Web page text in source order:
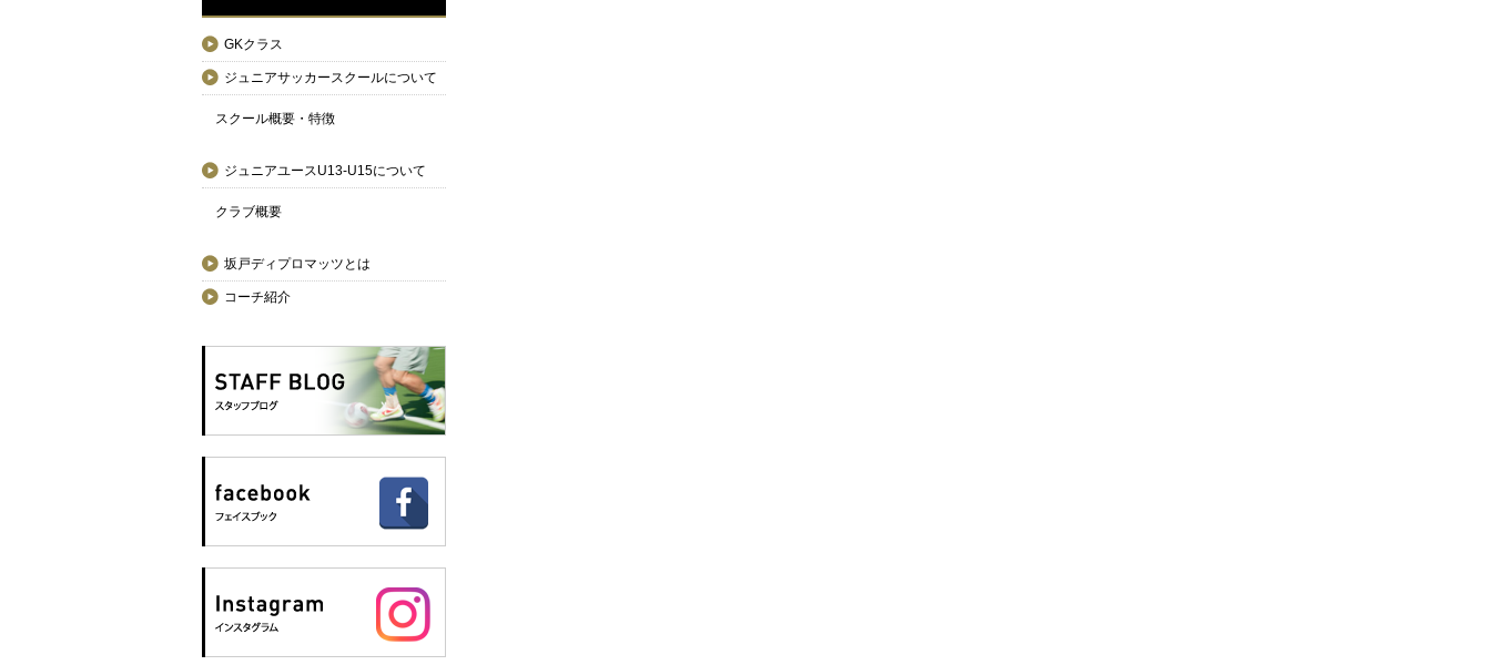
GKクラス
ジュニアサッカースクールについて
スクール概要・特徴
ジュニアユースU13-U15について
クラブ概要
坂戸ディプロマッツとは
コーチ紹介